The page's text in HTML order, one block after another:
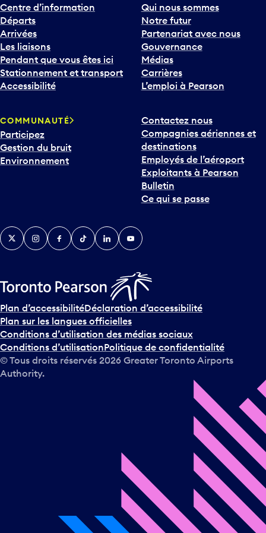
Centre d’information
Départs
Arrivées
Les liaisons
Pendant que vous êtes ici
Stationnement et transport
Accessibilité
Qui nous sommes
Notre futur
Partenariat avec nous
Gouvernance
Médias
Carrières
L’emploi à Pearson
COMMUNAUTÉ
Participez
Gestion du bruit
Environnement
Contactez nous
Compagnies aériennes et
destinations
Employés de l’aéroport
Exploitants à Pearson
Bulletin
Ce qui se passe
TwitterInstagramFacebook
TikTokLinkedInYouTube
Plan d’accessibilitéDéclaration d’accessibilité
Plan sur les langues officielles
Conditions d’utilisation des médias sociaux
Conditions d’utilisationPolitique de confidentialité
© Tous droits réservés 2026 Greater Toronto Airports
Authority.